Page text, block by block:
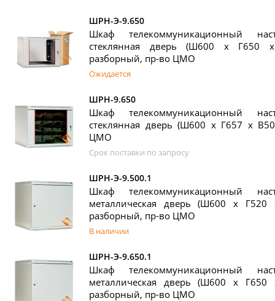
ШРН-Э-9.650
Шкаф телекоммуникационный
стеклянная дверь (Ш600 х Г650
разборный, пр-во ЦМО
Ожидается
ШРН-9.650
Шкаф телекоммуникационный
стеклянная дверь (Ш600 х Г657 х
ЦМО
Срок поставки по запросу
ШРН-Э-9.500.1
Шкаф телекоммуникационный
металлическая дверь (Ш600 х
разборный, пр-во ЦМО
В наличии
ШРН-Э-9.650.1
Шкаф телекоммуникационный
металлическая дверь (Ш600 х
разборный, пр-во ЦМО